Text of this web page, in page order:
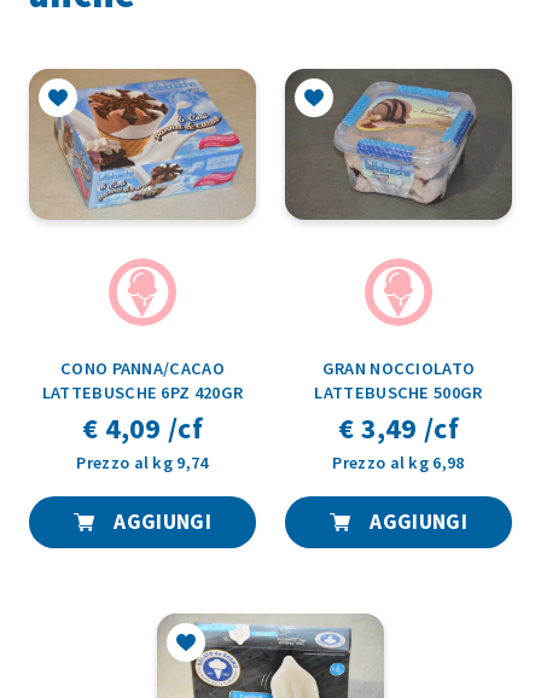
CONO PANNA/CACAO
LATTEBUSCHE 6PZ 420GR
€ 4,09 /cf
Prezzo al kg 9,74
AGGIUNGI
GRAN NOCCIOLATO
LATTEBUSCHE 500GR
€ 3,49 /cf
Prezzo al kg 6,98
AGGIUNGI